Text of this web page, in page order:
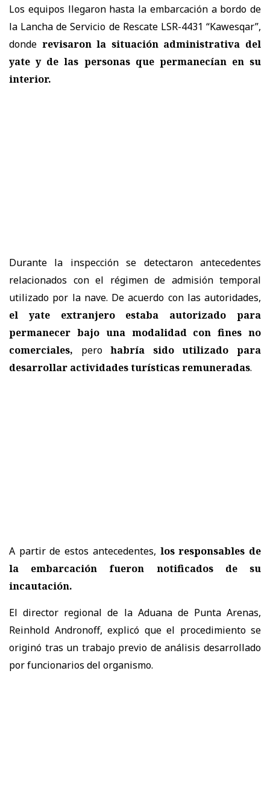
Los equipos llegaron hasta la embarcación a bordo de
la Lancha de Servicio de Rescate LSR-4431 “Kawesqar”,
donde revisaron la situación administrativa del
yate y de las personas que permanecían en su
interior.
Durante la inspección se detectaron antecedentes
relacionados con el régimen de admisión temporal
utilizado por la nave. De acuerdo con las autoridades,
el yate extranjero estaba autorizado para
permanecer bajo una modalidad con fines no
comerciales, perohabría sido utilizado para
desarrollar actividades turísticas remuneradas.
A partir de estos antecedentes, los responsables de
la embarcación fueron notificados de su
incautación.
El director regional de la Aduana de Punta Arenas,
Reinhold Andronoff, explicó que el procedimiento se
originó tras un trabajo previo de análisis desarrollado
por funcionarios del organismo.